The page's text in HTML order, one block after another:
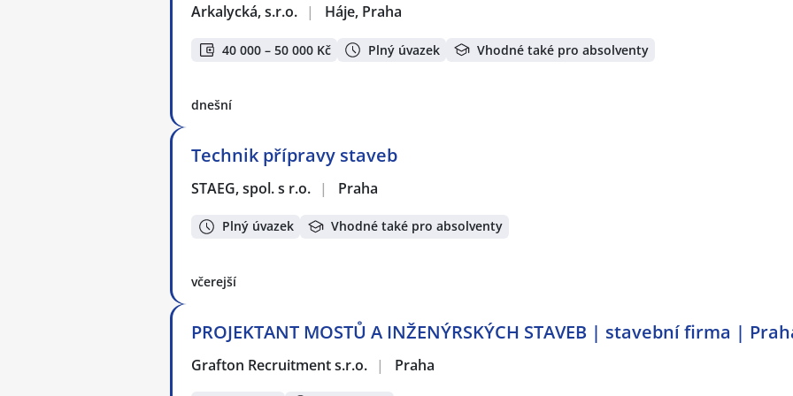
Arkalycká, s.r.o. | Háje, Praha
40 000 – 50 000 Kč Plný úvazek Vhodné také pro absolventy
dnešní
Technik přípravy staveb
STAEG, spol. s r.o. | Praha
Plný úvazek Vhodné také pro absolventy
včerejší
PROJEKTANT MOSTŮ A INŽENÝRSKÝCH STAVEB | stavební firma |
Grafton Recruitment s.r.o. | Praha